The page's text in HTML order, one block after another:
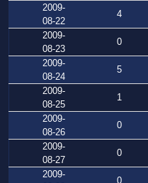
2009-
08-22
4
2009-
08-23
0
2009-
08-24
5
2009-
08-25
1
2009-
08-26
0
2009-
08-27
0
2009-
0